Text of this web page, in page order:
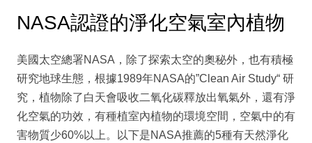
NASA認證的淨化空氣室內植物
美國太空總署NASA，除了探索太空的奧秘外，也有積極
研究地球生態，根據1989年NASA的”Clean Air Study“ 研
究，植物除了白天會吸收二氧化碳釋放出氧氣外，還有淨
化空氣的功效，有種植室內植物的環境空間，空氣中的有
害物質少60%以上。以下是NASA推薦的5種有天然淨化